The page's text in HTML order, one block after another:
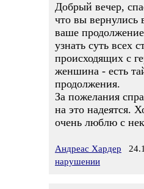
Добрый вечер,
что вы вернулись
ваше
узнать суть всех
происходящих с
женшина - есть
продолжения.
За пожелания
на это надеятся.
очень люблю с
Андреас Хардер
нарушении